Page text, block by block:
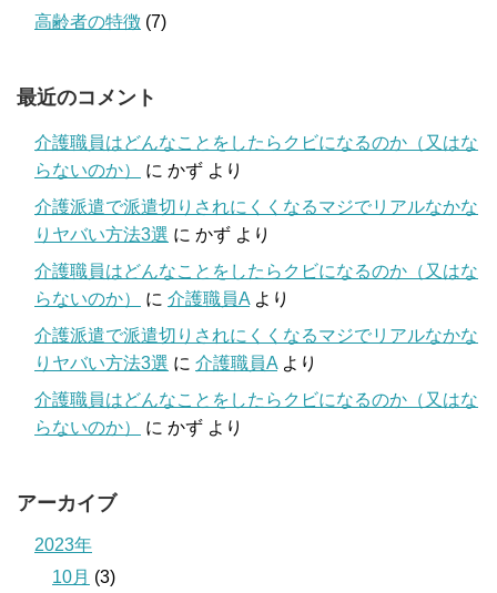
高齢者の特徴 (7)
最近のコメント
介護職員はどんなことをしたらクビになるのか（又はな
らないのか）
に かず より
介護派遣で派遣切りされにくくなるマジでリアルなかな
りヤバい方法3選 に かず より
介護職員はどんなことをしたらクビになるのか（又はな
らないのか）
に 介護職員A より
介護派遣で派遣切りされにくくなるマジでリアルなかな
りヤバい方法3選 に 介護職員A より
介護職員はどんなことをしたらクビになるのか（又はな
らないのか）
に かず より
アーカイブ
2023年
10月 (3)